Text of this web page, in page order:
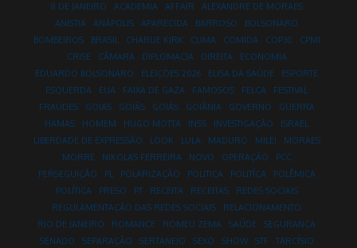
8 DE JANEIRO ACADEMIA AFFAIR
ALEXANDRE DE MORAES
ANISTIA
ANÁPOLIS APARECIDA BARROSO
BOLSONARO
BOMBEIROS
BRASIL CHARLIE KIRK CLIMA COMIDA COP30
CPMI
CRISE
CÂMARA DIPLOMACIA DIREITA
ECONOMIA
EDUARDO BOLSONARO
ELEIÇÕES 2026 ELISA DA SAÚDE
ESPORTE
ESQUERDA
EUA FAIXA DE GAZA FAMOSOS FELCA
FESTIVAL
FRAUDES
GOIAS GOIÁS GOIÁS GOIÂNIA GOVERNO
GUERRA
HAMAS
HOMEM HUGO MOTTA INSS INVESTIGAÇÃO
ISRAEL
LIBERDADE DE EXPRESSÃO
LOOK LULA MADURO MILEI
MORAES
MORRE
NIKOLAS FERREIRA NOVO OPERAÇÃO
PCC
PERSEGUIÇÃO
PL POLARIZAÇÃO POLITICA POLITÍCA
POLÊMICA
POLÍTICA
PRESO PT RECEITA RECEITAS
REDES SOCIAIS
REGULAMENTAÇÃO DAS REDES SOCIAIS
RELACIONAMENTO
RIO DE JANEIRO
ROMANCE ROMEU ZEMA SAÚDE
SEGURANÇA
SENADO
SEPARAÇÃO SERTANEJO SEXO SHOW STF
TARCÍSIO